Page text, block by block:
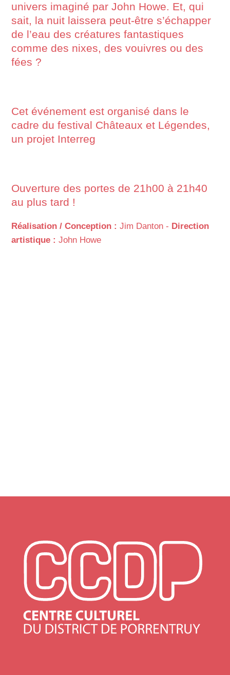
univers imaginé par John Howe. Et, qui
sait, la nuit laissera peut-être s’échapper
de l’eau des créatures fantastiques
comme des nixes, des vouivres ou des
fées ?
Cet événement est organisé dans le
cadre du festival Châteaux et Légendes,
un projet Interreg
Ouverture des portes de 21h00 à 21h40
au plus tard !
Réalisation / Conception :Jim Danton - Direction
artistique :John Howe